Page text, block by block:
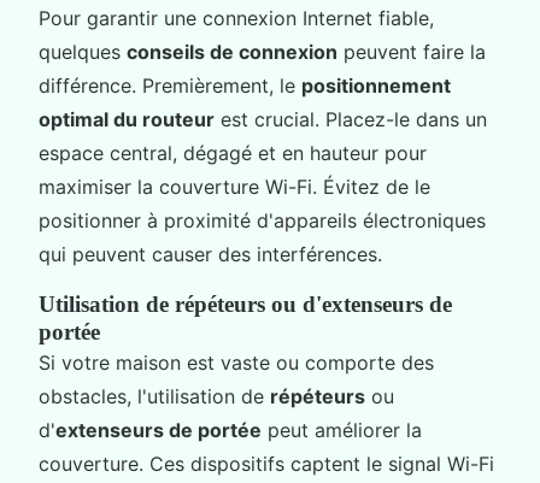
Pour garantir une connexion Internet fiable,
quelques conseils de connexion peuvent faire la
différence. Premièrement, le positionnement
optimal du routeur est crucial. Placez-le dans un
espace central, dégagé et en hauteur pour
maximiser la couverture Wi-Fi. Évitez de le
positionner à proximité d'appareils électroniques
qui peuvent causer des interférences.
Utilisation de répéteurs ou d'extenseurs de
portée
Si votre maison est vaste ou comporte des
obstacles, l'utilisation de répéteurs ou
d'extenseurs de portée peut améliorer la
couverture. Ces dispositifs captent le signal Wi-Fi